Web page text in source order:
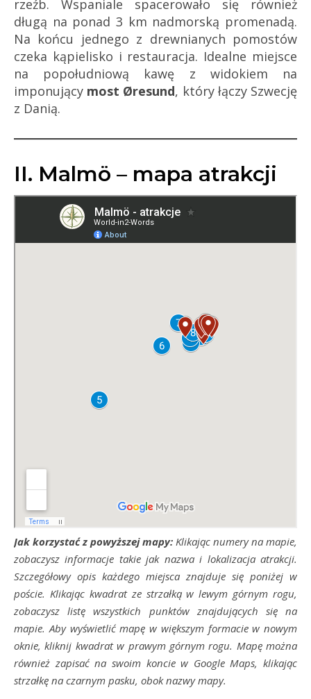
rzeźb. Wspaniale spacerowało się również
długą na ponad 3 km nadmorską promenadą.
Na końcu jednego z drewnianych pomostów
czeka kąpielisko i restauracja. Idealne miejsce
na popołudniową kawę z widokiem na
imponujący most Øresund, który łączy Szwecję
z Danią.
II. Malmö – mapa atrakcji
Jak korzystać z powyższej mapy: Klikając numery na mapie,
zobaczysz informacje takie jak nazwa i lokalizacja atrakcji.
Szczegółowy opis każdego miejsca znajduje się poniżej w
poście. Klikając kwadrat ze strzałką w lewym górnym rogu,
zobaczysz listę wszystkich punktów znajdujących się na
mapie. Aby wyświetlić mapę w większym formacie w nowym
oknie, kliknij kwadrat w prawym górnym rogu. Mapę można
również zapisać na swoim koncie w Google Maps, klikając
strzałkę na czarnym pasku, obok nazwy mapy.